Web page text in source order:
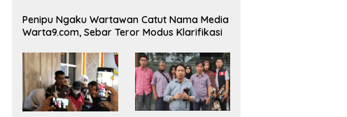
Penipu Ngaku Wartawan Catut Nama Media
Warta9.com, Sebar Teror Modus Klarifikasi